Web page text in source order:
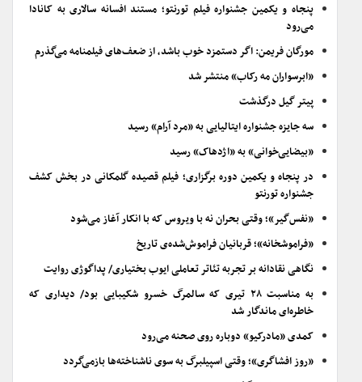
پنجاه و یکمین جشنواره فیلم تورنتو؛ مستند افسانه سالاری به کانادا
می‌رود
مورگان فریمن: اگر دستمزد خوب باشد، از ضعف‌های فیلمنامه می‌گذرم
«ابرسواران مه رکاب» منتشر شد
پیتر گیل درگذشت
سه جایزه جشنواره ایتالیایی به «مرد آرام» رسید
«بیضایی‌خوانی» به «اژدهاک» رسید
در پنجاه و یکمین دوره برگزاری؛ فیلم قصیده گلمکانی در بخش کشف
جشنواره تورنتو
«نفس‌گیر»؛ وقتی بحران نه با ویروس که با انکار آغاز می‌شود
«فراموشخانه»؛ قربانیان فراموش‌شده‌ی تاریخ
نگاهی نقادانه بر تجربه تئاتر تعاملی ایوب بختیاری/ پداگوژی روایت
به مناسبت ۲۸ تیری که سالمرگ خسرو شکیبایی بود/ دیداری که
خاطره‌ای ماندگار شد
کمدی «مادرکیو» دوباره روی صحنه می‌رود
«روز افشاگری»؛ وقتی اسپیلبرگ به سوی ناشناخته‌ها بازمی‌گردد